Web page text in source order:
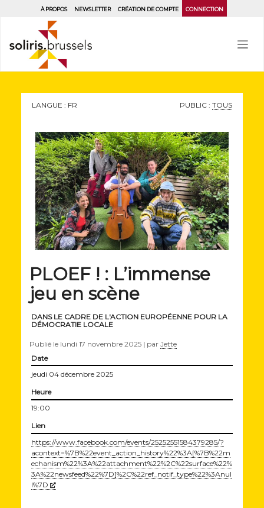
À PROPOS NEWSLETTER CRÉATION DE COMPTE CONNECTION
LANGUE : FR PUBLIC : TOUS
PLOEF ! : L’immense
jeu en scène
DANS LE CADRE DE L'ACTION EUROPÉENNE POUR LA
DÉMOCRATIE LOCALE
Publié le lundi 17 novembre 2025 | parJette
Date
jeudi 04 décembre 2025
Heure
19:00
Lien
https://www.facebook.com/events/25252551584379285/?
acontext=%7B%22event_action_history%22%3A[%7B%22m
echanism%22%3A%22attachment%22%2C%22surface%22%
3A%22newsfeed%22%7D]%2C%22ref_notif_type%22%3Anul
l%7D (Nouvelle fenêtre)